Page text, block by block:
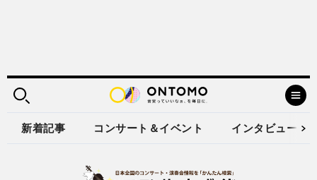
新着記事 コンサート＆イベント インタビュー